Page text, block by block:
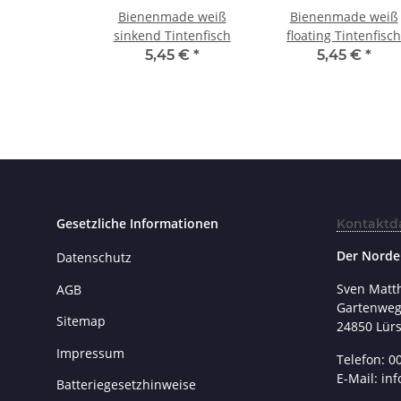
Bienenmade weiß
sinkend Tintenfisch
5,45 € *
Bienenmade weiß
floating Tintenfisch
5,45 € *
Gesetzliche Informationen
Datenschutz
AGB
Sitemap
Impressum
Batteriegesetzhinweise
Der
Sven
24850
Telefon:
E-Mail: